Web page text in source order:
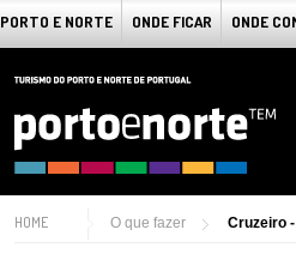
PORTO E NORTE ONDE FICAR ONDE
HOME O que fazer Cruzeiro